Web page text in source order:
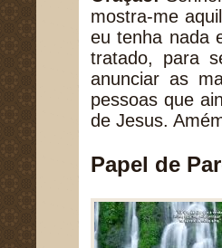
mostra-me
eu tenha nada
tratado, para
anunciar as
pessoas que
de Jesus.
Papel de